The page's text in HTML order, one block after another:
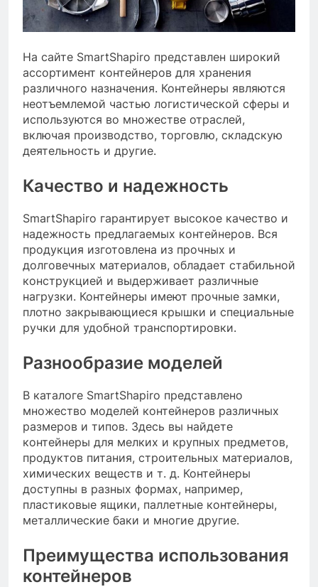
На сайте SmartShapiro представлен широкий
ассортимент контейнеров для хранения
различного назначения. Контейнеры являются
неотъемлемой частью логистической сферы и
используются во множестве отраслей,
включая производство, торговлю, складскую
деятельность и другие.
Качество и надежность
SmartShapiro гарантирует высокое качество и
надежность предлагаемых контейнеров. Вся
продукция изготовлена из прочных и
долговечных материалов, обладает стабильной
конструкцией и выдерживает различные
нагрузки. Контейнеры имеют прочные замки,
плотно закрывающиеся крышки и специальные
ручки для удобной транспортировки.
Разнообразие моделей
В каталоге SmartShapiro представлено
множество моделей контейнеров различных
размеров и типов. Здесь вы найдете
контейнеры для мелких и крупных предметов,
продуктов питания, строительных материалов,
химических веществ и т. д. Контейнеры
доступны в разных формах, например,
пластиковые ящики, паллетные контейнеры,
металлические баки и многие другие.
Преимущества использования
контейнеров